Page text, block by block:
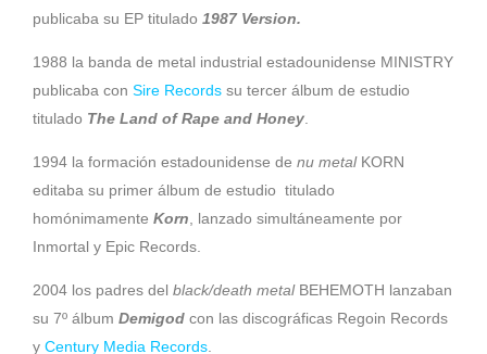
publicaba su EP titulado 1987 Version.
1988 la banda de metal industrial estadounidense MINISTRY
publicaba con Sire Records su tercer álbum de estudio
titulado The Land of Rape and Honey
1994 la formación estadounidense de nu metalKORN
editaba su primer álbum de estudio titulado
homónimamente Korn , lanzado simultáneamente por
Inmortal y Epic Records.
2004 los padres del black/death metalBEHEMOTH lanzaban
su 7º álbum Demigod con las discográficas Regoin Records
y Century Media Records